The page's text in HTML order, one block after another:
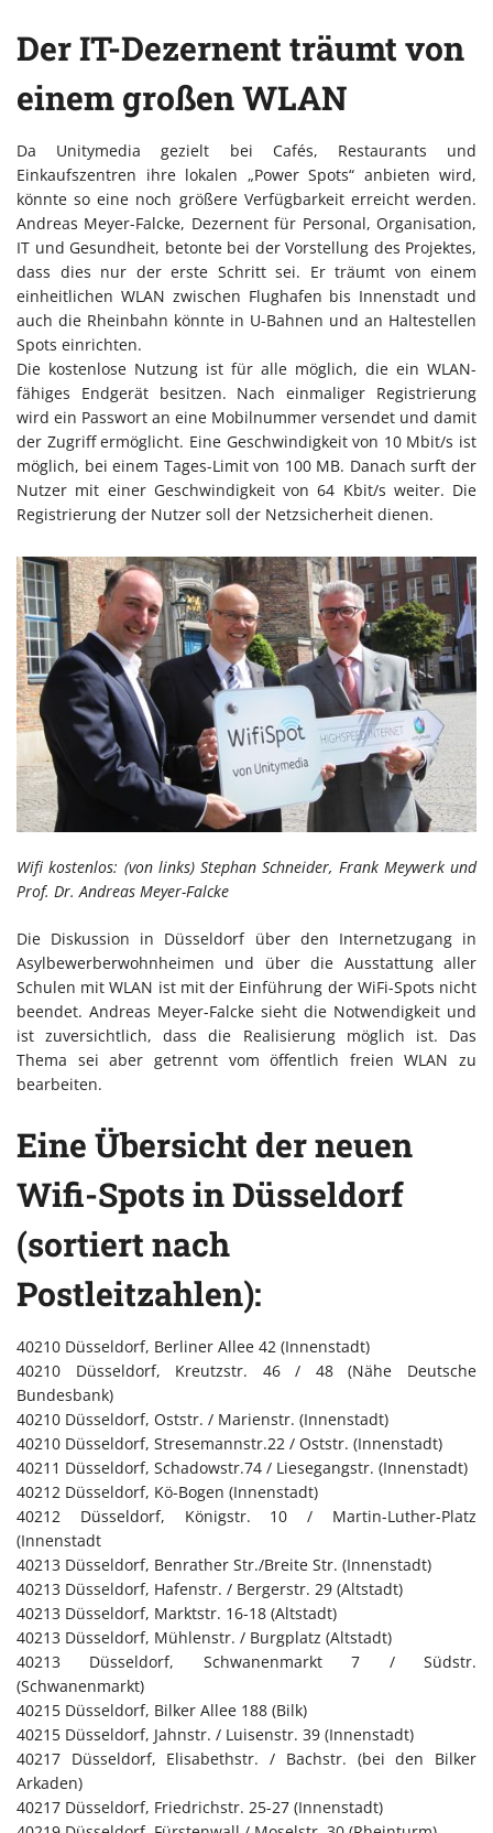
Der IT-Dezernent träumt von
einem großen WLAN
Da Unitymedia gezielt bei Cafés, Restaurants und
Einkaufszentren ihre lokalen „Power Spots“ anbieten wird,
könnte so eine noch größere Verfügbarkeit erreicht werden.
Andreas Meyer-Falcke, Dezernent für Personal, Organisation,
IT und Gesundheit, betonte bei der Vorstellung des Projektes,
dass dies nur der erste Schritt sei. Er träumt von einem
einheitlichen WLAN zwischen Flughafen bis Innenstadt und
auch die Rheinbahn könnte in U-Bahnen und an Haltestellen
Spots einrichten.
Die kostenlose Nutzung ist für alle möglich, die ein WLAN-
fähiges Endgerät besitzen. Nach einmaliger Registrierung
wird ein Passwort an eine Mobilnummer versendet und damit
der Zugriff ermöglicht. Eine Geschwindigkeit von 10 Mbit/s ist
möglich, bei einem Tages-Limit von 100 MB. Danach surft der
Nutzer mit einer Geschwindigkeit von 64 Kbit/s weiter. Die
Registrierung der Nutzer soll der Netzsicherheit dienen.
Wifi kostenlos: (von links) Stephan Schneider, Frank Meywerk und
Prof. Dr. Andreas Meyer-Falcke
Die Diskussion in Düsseldorf über den Internetzugang in
Asylbewerberwohnheimen und über die Ausstattung aller
Schulen mit WLAN ist mit der Einführung der WiFi-Spots nicht
beendet. Andreas Meyer-Falcke sieht die Notwendigkeit und
ist zuversichtlich, dass die Realisierung möglich ist. Das
Thema sei aber getrennt vom öffentlich freien WLAN zu
bearbeiten.
Eine Übersicht der neuen
Wifi-Spots in Düsseldorf
(sortiert nach
Postleitzahlen):
40210 Düsseldorf, Berliner Allee 42 (Innenstadt)
40210 Düsseldorf, Kreutzstr. 46 / 48 (Nähe Deutsche
Bundesbank)
40210 Düsseldorf, Oststr. / Marienstr. (Innenstadt)
40210 Düsseldorf, Stresemannstr.22 / Oststr. (Innenstadt)
40211 Düsseldorf, Schadowstr.74 / Liesegangstr. (Innenstadt)
40212 Düsseldorf, Kö-Bogen (Innenstadt)
40212 Düsseldorf, Königstr. 10 / Martin-Luther-Platz
(Innenstadt
40213 Düsseldorf, Benrather Str./Breite Str. (Innenstadt)
40213 Düsseldorf, Hafenstr. / Bergerstr. 29 (Altstadt)
40213 Düsseldorf, Marktstr. 16-18 (Altstadt)
40213 Düsseldorf, Mühlenstr. / Burgplatz (Altstadt)
40213 Düsseldorf, Schwanenmarkt 7 / Südstr.
(Schwanenmarkt)
40215 Düsseldorf, Bilker Allee 188 (Bilk)
40215 Düsseldorf, Jahnstr. / Luisenstr. 39 (Innenstadt)
40217 Düsseldorf, Elisabethstr. / Bachstr. (bei den Bilker
Arkaden)
40217 Düsseldorf, Friedrichstr. 25-27 (Innenstadt)